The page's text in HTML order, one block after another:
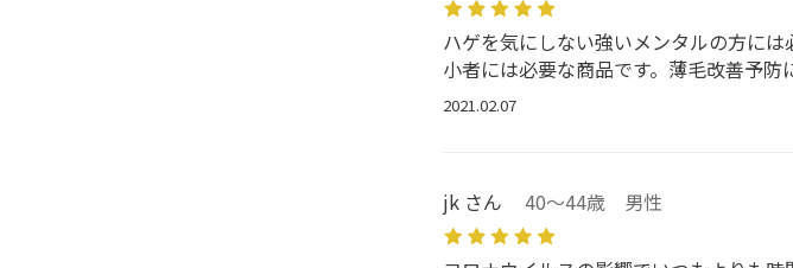
ハゲを気にしない強いメンタルの方に
小者には必要な商品です。薄毛改善予
2021.02.07
jk さん 40～44歳 男性